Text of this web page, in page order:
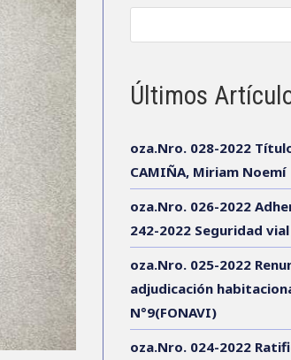
Últimos
oza.Nro. 028-2022
CAMIÑA, Miriam Noemí
oza.Nro. 026-2022
242-2022 Seguridad vial
oza.Nro. 025-2022
adjudicación
N°9(FONAVI)
oza.Nro. 024-2022